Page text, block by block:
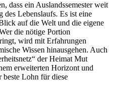
dass ein Auslandssemester weit
des Lebenslaufs. Es ist eine
auf die Welt und die eigene
die nötige Portion
wird mit Erfahrungen
Wissen hinausgehen. Auch
der Heimat Mut
erweiterten Horizont und
beste Lohn für diese